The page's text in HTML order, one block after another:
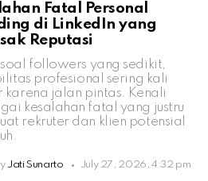
Fatal Personal
di LinkedIn yang
Reputasi
soal followers yang sedikit,
profesional sering kali
karena jalan pintas. Kenali
kesalahan fatal yang justru
rekruter dan klien potensial
Jati Sunarto July 27, 2026, 4:32 pm